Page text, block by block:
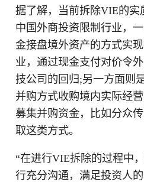
据了解，当前拆除VIE的实
中国外商投资限制行业，
金接盘境外资产的方式实
业，通过现金支付对价令
技公司的回归;另一方面则
并购方式收购境内实际经
募集并购资金，比如分众
取这类方式。
“在进行VIE拆除的过程中
行充分沟通，满足投资人